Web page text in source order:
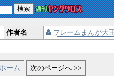
検索
作者名
フレームまんが大
ーム 次のページへ >>